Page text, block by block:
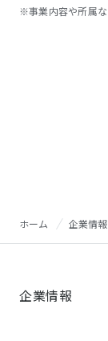
※事業内容や所属な
ホーム 企業情報
企業情報